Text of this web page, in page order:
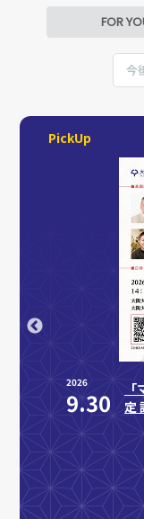
FOR
今
PickUp
2026
9.30
定